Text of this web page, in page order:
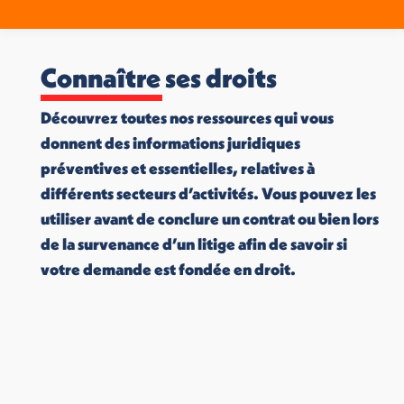
Connaître ses droits
Découvrez toutes nos ressources qui vous
donnent des informations juridiques
préventives et essentielles, relatives à
différents secteurs d’activités. Vous pouvez les
utiliser avant de conclure un contrat ou bien lors
de la survenance d’un litige afin de savoir si
votre demande est fondée en droit.